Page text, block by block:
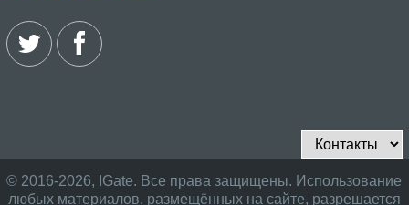
© 2016-2026, IGate. Все права защищены. Использование
любых материалов, размещённых на сайте, разрешается